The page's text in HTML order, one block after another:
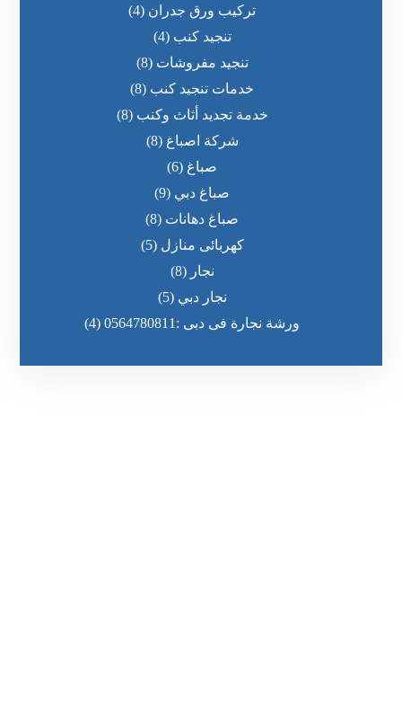
تركيب ورق جدران (4)
تنجيد كنب (4)
تنجيد مفروشات (8)
خدمات تنجيد كنب (8)
خدمة تجديد أثاث وكنب (8)
شركة اصباغ (8)
صباغ (6)
صباغ دبي (9)
صباغ دهانات (8)
كهربائى منازل (5)
نجار (8)
نجار دبي (5)
ورشة نجارة فى دبى :0564780811
(4)